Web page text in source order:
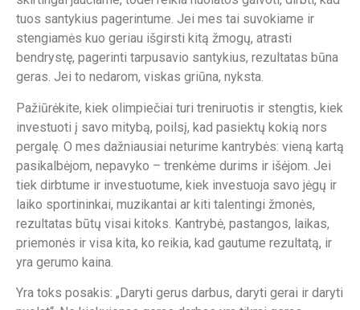
tuos santykius pagerintume. Jei mes tai suvokiame ir
stengiamės kuo geriau išgirsti kitą žmogų, atrasti
bendrystę, pagerinti tarpusavio santykius, rezultatas būna
geras. Jei to nedarom, viskas griūna, nyksta.
Pažiūrėkite, kiek olimpiečiai turi treniruotis ir stengtis, kiek
investuoti į savo mitybą, poilsį, kad pasiektų kokią nors
pergalę. O mes dažniausiai neturime kantrybės: vieną kartą
pasikalbėjom, nepavyko – trenkėme durims ir išėjom. Jei
tiek dirbtume ir investuotume, kiek investuoja savo jėgų ir
laiko sportininkai, muzikantai ar kiti talentingi žmonės,
rezultatas būtų visai kitoks. Kantrybė, pastangos, laikas,
priemonės ir visa kita, ko reikia, kad gautume rezultatą, ir
yra gerumo kaina.
Yra toks posakis: „Daryti gerus darbus, daryti gerai ir daryti